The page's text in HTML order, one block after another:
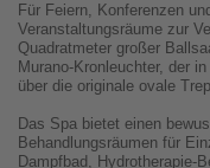
Für Feiern, Konferenzen
Veranstaltungsräume zur
Quadratmeter großer
Murano-Kronleuchter, der
über die originale ovale
Das Spa bietet einen
Behandlungsräumen für
Dampfbad, Hydrotherapie-